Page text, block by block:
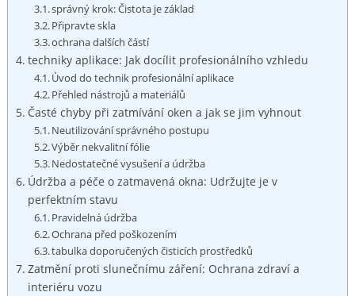
správný krok: Čistota je základ
Připravte skla
ochrana ‍dalších částí
techniky aplikace: Jak ⁢docílit ⁤profesionálního vzhledu
Úvod do‌ technik profesionální aplikace
Přehled nástrojů a materiálů
Časté chyby při zatmívání oken a⁤ jak se jim vyhnout
Neutilizování správného postupu
Výběr ‌nekvalitní fólie
Nedostatečné‌ vysušení ⁣a údržba
Údržba a péče o zatmavená okna: Udržujte⁢ je ‍v
perfektním⁤ stavu
Pravidelná ⁢údržba
Ochrana⁢ před poškozením
tabulka doporučených čisticích‌ prostředků
Zatmění proti slunečnímu záření: Ochrana zdraví a
interiéru vozu